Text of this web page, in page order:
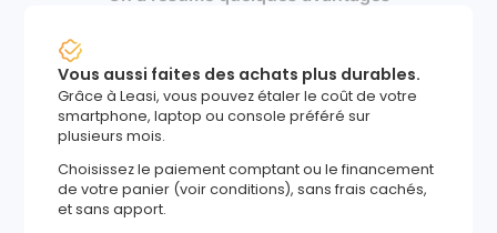
Vous aussi faites des achats plus durables.
Grâce à Leasi, vous pouvez étaler le coût de votre
smartphone, laptop ou console préféré sur
plusieurs mois.
Choisissez le paiement comptant ou le financement
de votre panier (voir conditions), sans frais cachés,
et sans apport.